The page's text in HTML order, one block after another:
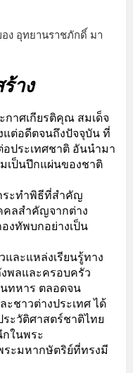
ง อุทยานราชภักดิ์ มา
าง
กาศเกียรติคุณ สมเด็จ
ต่อดีตจนถึงปัจจุบัน ที่
ประเทศชาติ อันนำมา
เป็นปึกแผ่นของชาติ
ระทำพิธีที่สำคัญ
คลสำคัญจากต่าง
งทัพบกอย่างเป็น
และแหล่งเรียนรู้ทาง
พลและครอบครัว
ทหาร ตลอดจน
ชาวต่างประเทศ ได้
ะวัติศาสตร์ชาติไทย
ในพระ
ะมหากษัตริย์ที่ทรงมี